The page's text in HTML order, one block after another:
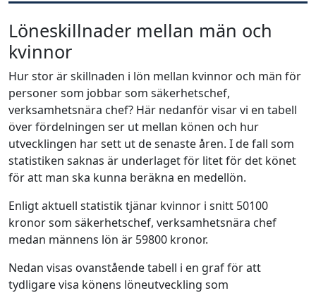
Löneskillnader mellan män och
kvinnor
Hur stor är skillnaden i lön mellan kvinnor och män för
personer som jobbar som säkerhetschef,
verksamhetsnära chef? Här nedanför visar vi en tabell
över fördelningen ser ut mellan könen och hur
utvecklingen har sett ut de senaste åren. I de fall som
statistiken saknas är underlaget för litet för det könet
för att man ska kunna beräkna en medellön.
Enligt aktuell statistik tjänar kvinnor i snitt 50100
kronor som säkerhetschef, verksamhetsnära chef
medan männens lön är 59800 kronor.
Nedan visas ovanstående tabell i en graf för att
tydligare visa könens löneutveckling som